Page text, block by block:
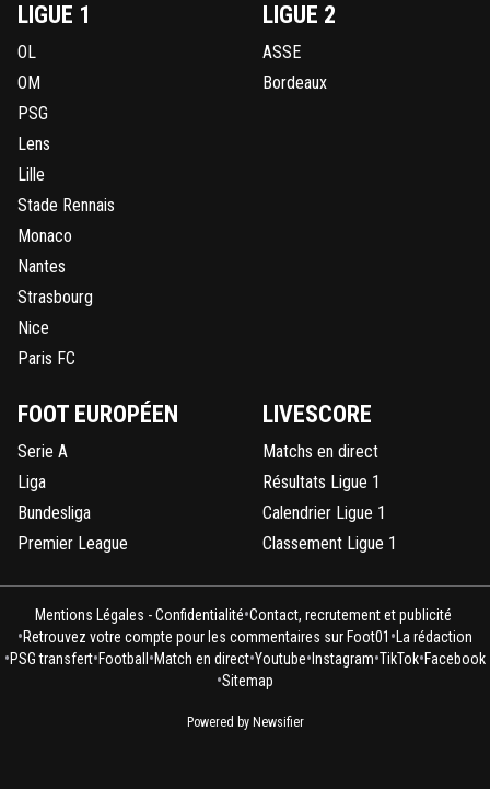
LIGUE 1
OL
OM
PSG
Lens
Lille
Stade Rennais
Monaco
Nantes
Strasbourg
Nice
Paris FC
LIGUE 2
ASSE
Bordeaux
FOOT EUROPÉEN
Serie A
Liga
Bundesliga
Premier League
LIVESCORE
Matchs en direct
Résultats Ligue 1
Calendrier Ligue 1
Classement Ligue 1
Mentions Légales - Confidentialité•Contact, recrutement et publicité
•Retrouvez votre compte pour les commentaires sur Foot01 • La rédaction
•PSG transfert•Football •Match en direct•Youtube• Instagram•TikTok•Facebook
•Sitemap
Powered by Newsifier